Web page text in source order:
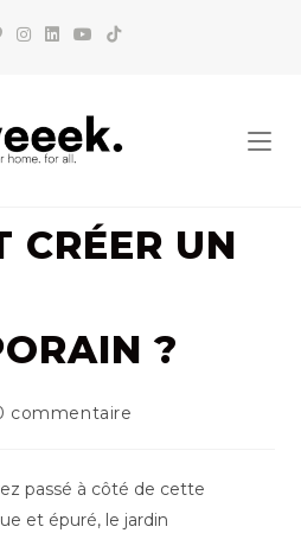
CRÉER UN
?
:
commentaire
passé à côté de cette
et épuré, le jardin